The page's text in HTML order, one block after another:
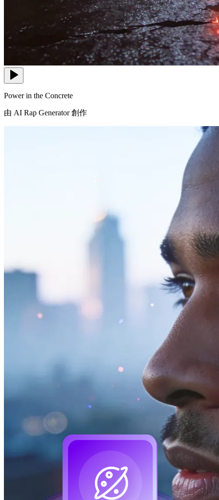
Power in the Concrete
由 AI Rap Generator 創作